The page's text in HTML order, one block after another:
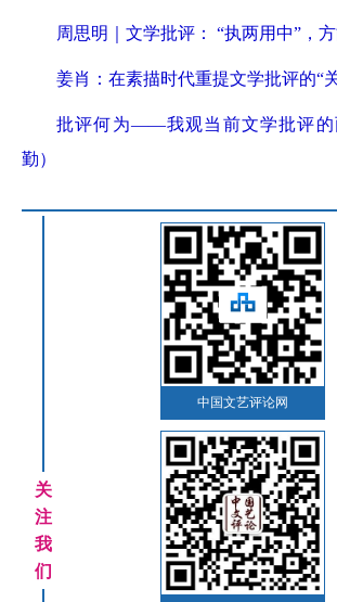
周思明｜文学批评： “执两用中”，
姜肖：在素描时代重提文学批评的“
批评何为——我观当前文学批评的
勤）
关
注
我
们
中国文艺评论网